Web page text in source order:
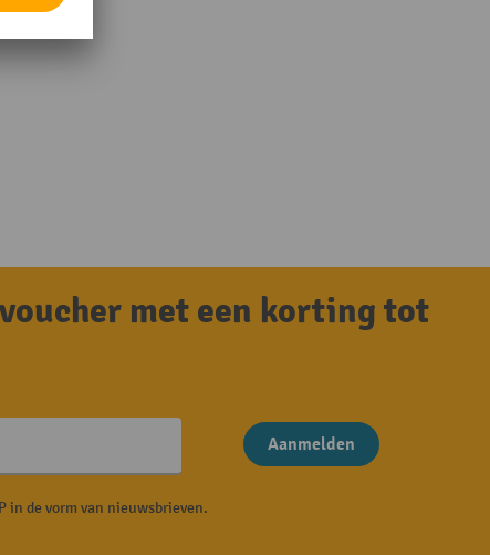
met een korting tot
Aanmelden
in de vorm van nieuwsbrieven.